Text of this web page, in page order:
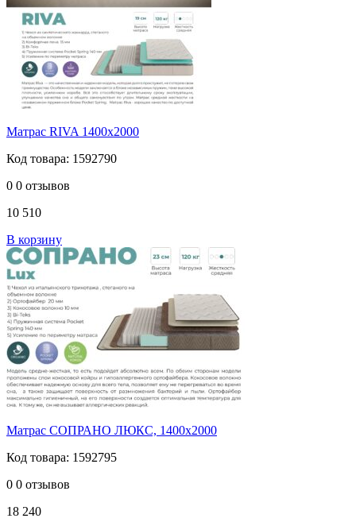
Матрас RIVA 1400х2000
Код товара: 1592790
0 0 отзывов
10 510
В корзину
Матрас СОПРАНО ЛЮКС, 1400х2000
Код товара: 1592795
0 0 отзывов
18 240